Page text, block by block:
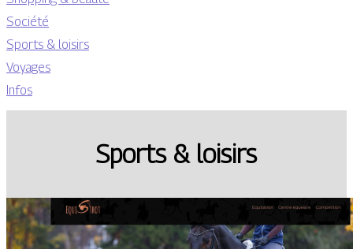
Société
Sports & loisirs
Voyages
Infos
Sports & loisirs